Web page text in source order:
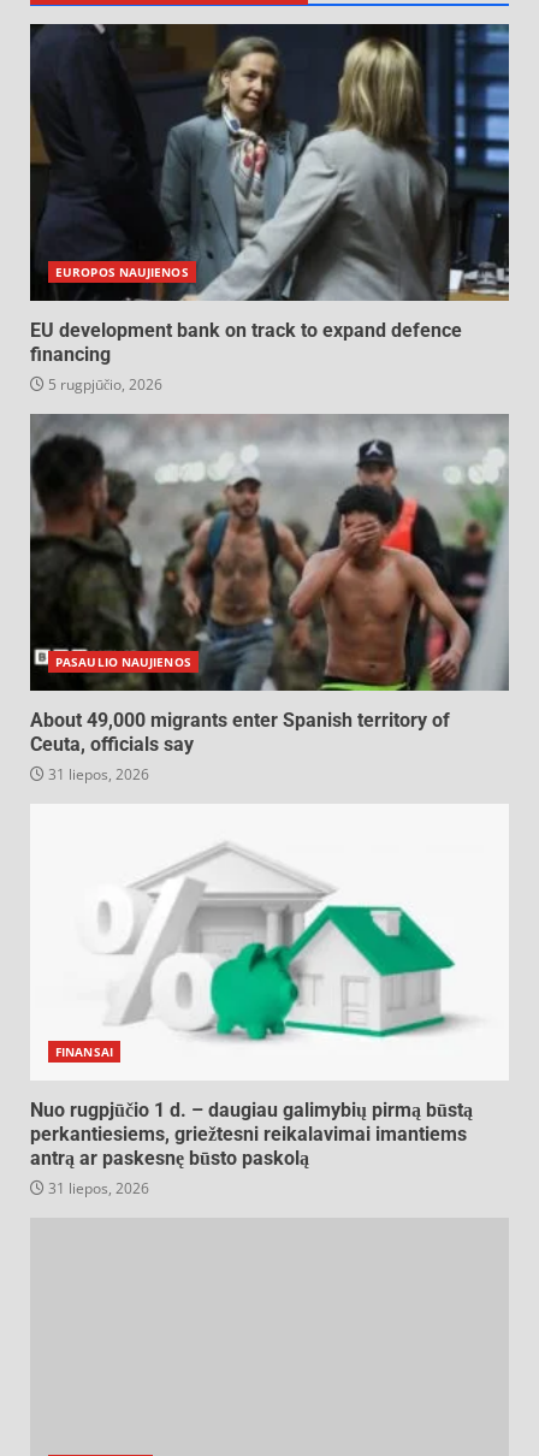
EUROPOS NAUJIENOS
EU development bank on track to expand defence
financing
5 rugpjūčio, 2026
PASAULIO NAUJIENOS
About 49,000 migrants enter Spanish territory of
Ceuta, officials say
31 liepos, 2026
FINANSAI
Nuo rugpjūčio 1 d. – daugiau galimybių pirmą būstą
perkantiesiems, griežtesni reikalavimai imantiems
antrą ar paskesnę būsto paskolą
31 liepos, 2026